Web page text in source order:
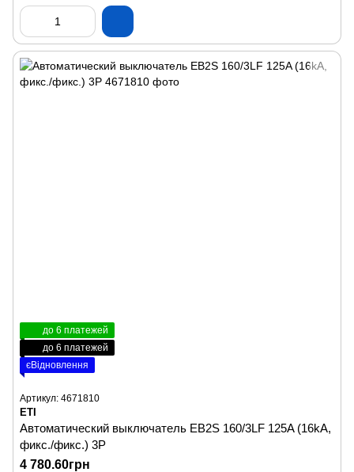
до 6 платежей
до 6 платежей
єВідновлення
Артикул: 4671810
ETI
Автоматический выключатель EB2S 160/3LF 125A (16kA,
фикс./фикс.) 3P
4 780.60грн